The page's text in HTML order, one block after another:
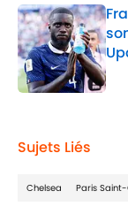
Sujets Liés
Chelsea Paris